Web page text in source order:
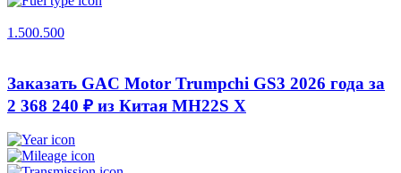
1.500.500
Заказать GAC Motor Trumpchi GS3 2026 года за
2 368 240 ₽ из Китая MH22S X